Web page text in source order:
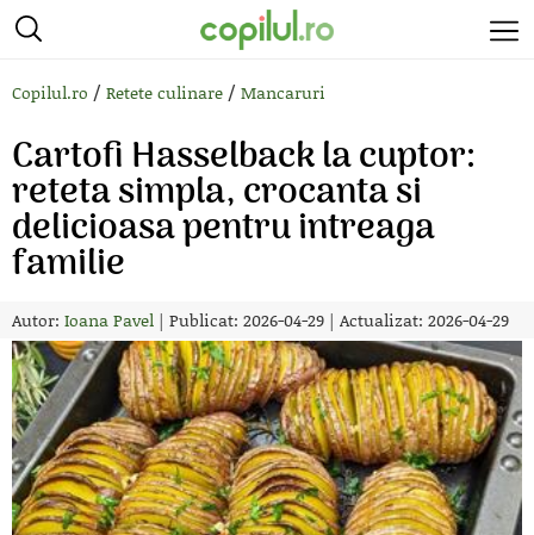
Copilul.ro / Retete culinare / Mancaruri
Cartofi Hasselback la cuptor:
reteta simpla, crocanta si
delicioasa pentru intreaga
familie
Autor: Ioana Pavel | Publicat: 2026-04-29 | Actualizat: 2026-04-29